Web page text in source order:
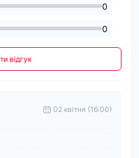
0
0
відгук
02 квітня (16:00)